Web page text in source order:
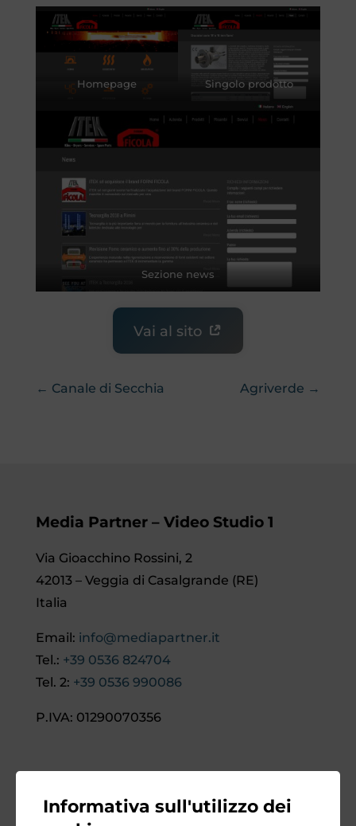
Homepage Singolo prodotto
Sezione news
Vai al sito
Agriverde →
← Canale di Secchia
Media Partner – Video Studio 1
Via Gioacchino Rossini, 2
42013 – Veggia di Casalgrande (RE)
Italia
Email: info@mediapartner.it
Tel.: +39 0536 824704
Tel. 2: +39 0536 990086
P.IVA: 01290070356
Informativa sull'utilizzo dei